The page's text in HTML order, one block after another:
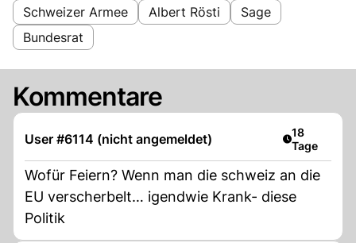
Schweizer Armee Albert Rösti
Sage
Bundesrat
Kommentare
User #6114 (nicht angemeldet) Artikel
18
Tage
Wofür Feiern? Wenn man die schweiz an die
EU verscherbelt… igendwie Krank- diese
Politik